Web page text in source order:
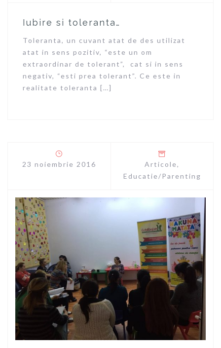
Iubire si toleranta…
Toleranta, un cuvant atat de des utilizat
atat in sens pozitiv, “este un om
extraordinar de tolerant”, cat si in sens
negativ, “esti prea tolerant”. Ce este in
realitate toleranta […]
23 noiembrie 2016 Articole,
Educatie/Parenting